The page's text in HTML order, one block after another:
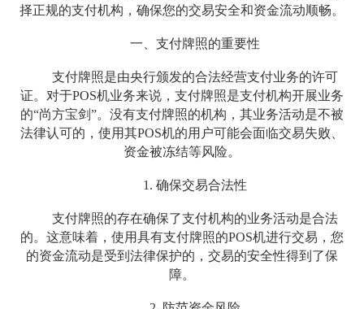
择正规的支付机构，确保您的交易安全和资金流动顺畅。
一、支付牌照的重要性
支付牌照是由央行颁发的合法经营支付业务的许可
证。对于POS机业务来说，支付牌照是支付机构开展业务
的“尚方宝剑”。没有支付牌照的机构，其业务活动是不被
法律认可的，使用其POS机的用户可能会面临交易失败、
资金被冻结等风险。
1. 确保交易合法性
支付牌照的存在确保了支付机构的业务活动是合法
的。这意味着，使用具有支付牌照的POS机进行交易，您
的资金流动是受到法律保护的，交易的安全性得到了保
障。